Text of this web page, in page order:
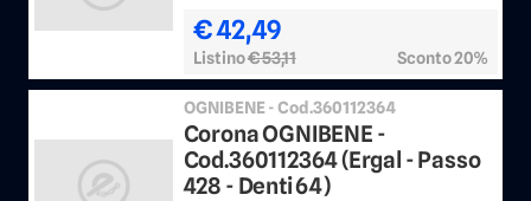
€ 42,49
Listino€ 53,11 Sconto 20%
OGNIBENE - Cod.360112364
Corona OGNIBENE -
Cod.360112364 (Ergal - Passo
428 - Denti 64)